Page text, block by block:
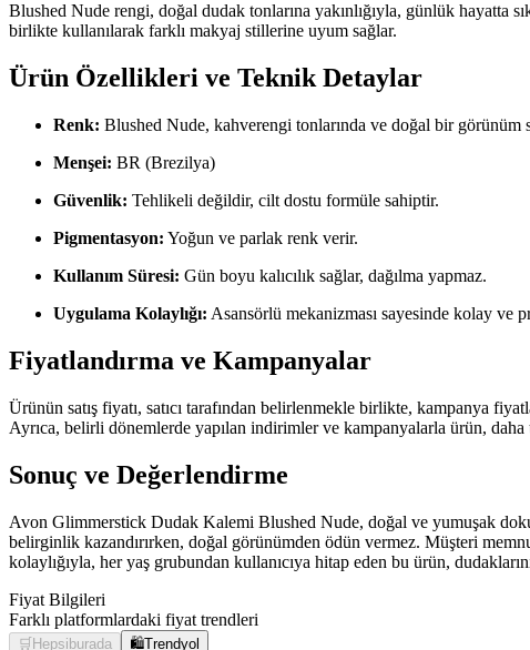
Blushed Nude rengi, doğal dudak tonlarına yakınlığıyla, günlük hayatta
birlikte kullanılarak farklı makyaj stillerine uyum sağlar.
Ürün Özellikleri ve Teknik Detaylar
Renk: Blushed Nude, kahverengi tonlarında ve doğal bir görünüm
Menşei: BR (Brezilya)
Güvenlik: Tehlikeli değildir, cilt dostu formüle sahiptir.
Pigmentasyon: Yoğun ve parlak renk verir.
Kullanım Süresi: Gün boyu kalıcılık sağlar, dağılma yapmaz.
Uygulama Kolaylığı: Asansörlü mekanizması sayesinde kolay ve
Fiyatlandırma ve Kampanyalar
Ürünün satış fiyatı, satıcı tarafından belirlenmekle birlikte, kampanya
Ayrıca, belirli dönemlerde yapılan indirimler ve kampanyalarla ürün,
Sonuç ve Değerlendirme
Avon Glimmerstick Dudak Kalemi Blushed Nude, doğal ve yumuşak
belirginlik kazandırırken, doğal görünümden ödün vermez. Müşteri
kolaylığıyla, her yaş grubundan kullanıcıya hitap eden bu ürün,
Fiyat Bilgileri
Farklı platformlardaki fiyat trendleri
🛒Hepsiburada 🛍️Trendyol